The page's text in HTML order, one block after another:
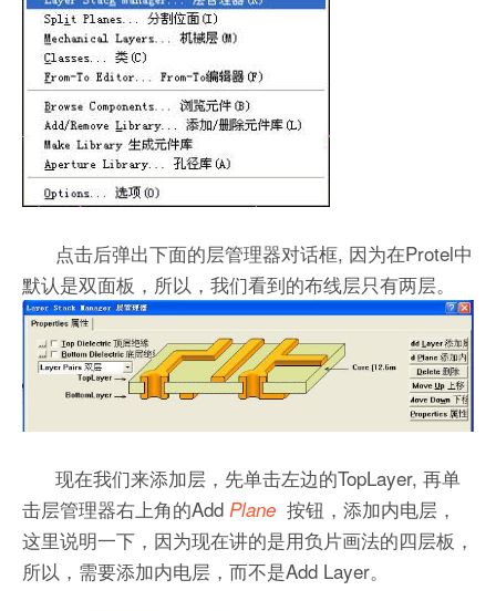
点击后弹出下面的层管理器对话框, 因为在Protel中
默认是双面板，所以，我们看到的布线层只有两层。
现在我们来添加层，先单击左边的TopLayer, 再单
击层管理器右上角的Add Plane 按钮，添加内电层，
这里说明一下，因为现在讲的是用负片画法的四层板，
所以，需要添加内电层，而不是Add Layer。